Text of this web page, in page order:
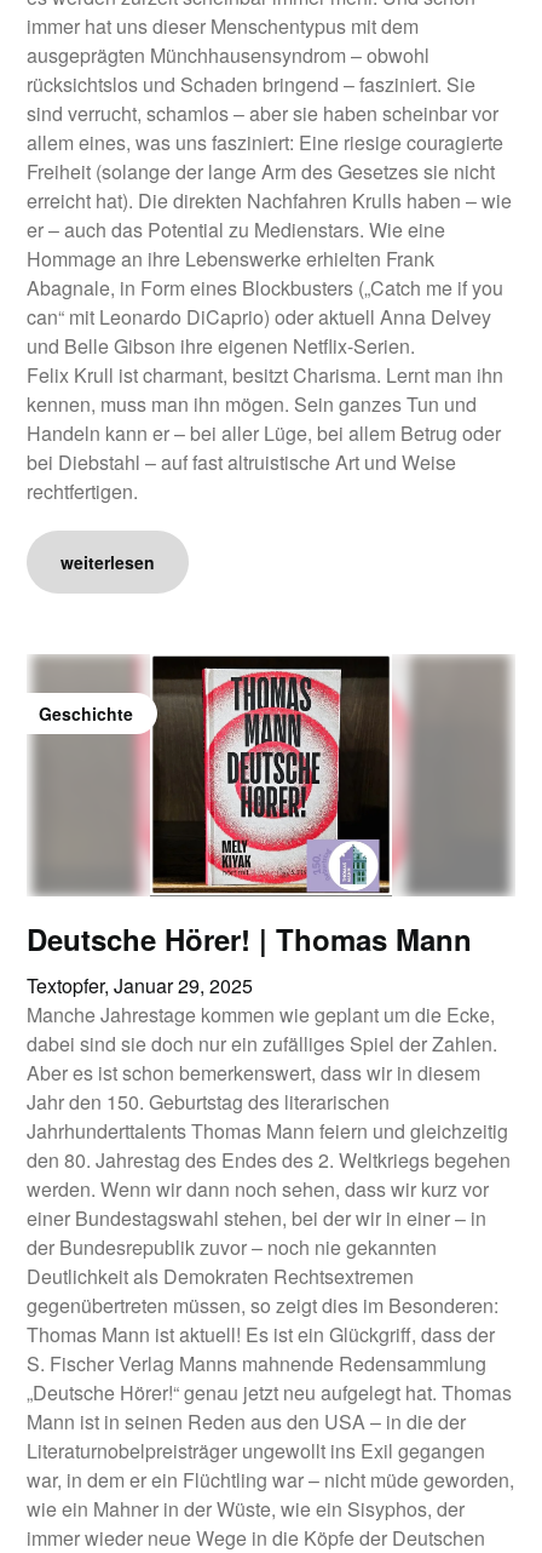
immer hat uns dieser Menschentypus mit dem
ausgeprägten Münchhausensyndrom – obwohl
rücksichtslos und Schaden bringend – fasziniert. Sie
sind verrucht, schamlos – aber sie haben scheinbar vor
allem eines, was uns fasziniert: Eine riesige couragierte
Freiheit (solange der lange Arm des Gesetzes sie nicht
erreicht hat). Die direkten Nachfahren Krulls haben – wie
er – auch das Potential zu Medienstars. Wie eine
Hommage an ihre Lebenswerke erhielten Frank
Abagnale, in Form eines Blockbusters („Catch me if you
can“ mit Leonardo DiCaprio) oder aktuell Anna Delvey
und Belle Gibson ihre eigenen Netflix-Serien.
Felix Krull ist charmant, besitzt Charisma. Lernt man ihn
kennen, muss man ihn mögen. Sein ganzes Tun und
Handeln kann er – bei aller Lüge, bei allem Betrug oder
bei Diebstahl – auf fast altruistische Art und Weise
rechtfertigen.
weiterlesen
Geschichte
Deutsche Hörer! | Thomas Mann
Textopfer,Januar 29, 2025
Manche Jahrestage kommen wie geplant um die Ecke,
dabei sind sie doch nur ein zufälliges Spiel der Zahlen.
Aber es ist schon bemerkenswert, dass wir in diesem
Jahr den 150. Geburtstag des literarischen
Jahrhunderttalents Thomas Mann feiern und gleichzeitig
den 80. Jahrestag des Endes des 2. Weltkriegs begehen
werden. Wenn wir dann noch sehen, dass wir kurz vor
einer Bundestagswahl stehen, bei der wir in einer – in
der Bundesrepublik zuvor – noch nie gekannten
Deutlichkeit als Demokraten Rechtsextremen
gegenübertreten müssen, so zeigt dies im Besonderen:
Thomas Mann ist aktuell! Es ist ein Glückgriff, dass der
S. Fischer Verlag Manns mahnende Redensammlung
„Deutsche Hörer!“ genau jetzt neu aufgelegt hat. Thomas
Mann ist in seinen Reden aus den USA – in die der
Literaturnobelpreisträger ungewollt ins Exil gegangen
war, in dem er ein Flüchtling war – nicht müde geworden,
wie ein Mahner in der Wüste, wie ein Sisyphos, der
immer wieder neue Wege in die Köpfe der Deutschen